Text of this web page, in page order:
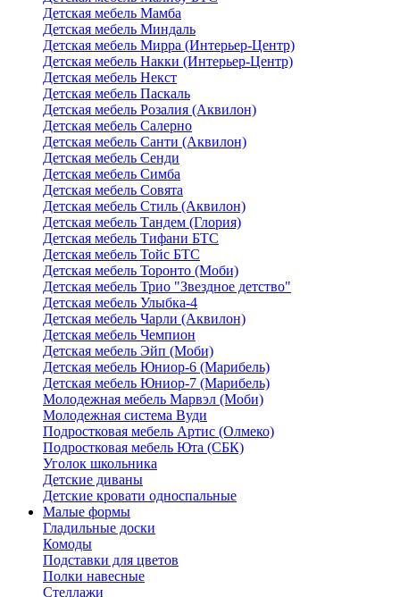
Детская мебель Мамба
Детская мебель Миндаль
Детская мебель Мирра (Интерьер-Центр)
Детская мебель Накки (Интерьер-Центр)
Детская мебель Некст
Детская мебель Паскаль
Детская мебель Розалия (Аквилон)
Детская мебель Салерно
Детская мебель Санти (Аквилон)
Детская мебель Сенди
Детская мебель Симба
Детская мебель Совята
Детская мебель Стиль (Аквилон)
Детская мебель Тандем (Глория)
Детская мебель Тифани БТС
Детская мебель Тойс БТС
Детская мебель Торонто (Моби)
Детская мебель Трио "Звездное детство"
Детская мебель Улыбка-4
Детская мебель Чарли (Аквилон)
Детская мебель Чемпион
Детская мебель Эйп (Моби)
Детская мебель Юниор-6 (Марибель)
Детская мебель Юниор-7 (Марибель)
Молодежная мебель Марвэл (Моби)
Молодежная система Вуди
Подростковая мебель Артис (Олмеко)
Подростковая мебель Юта (СБК)
Уголок школьника
Детские диваны
Детские кровати односпальные
Малые формы
Гладильные доски
Комоды
Подставки для цветов
Полки навесные
Стеллажи